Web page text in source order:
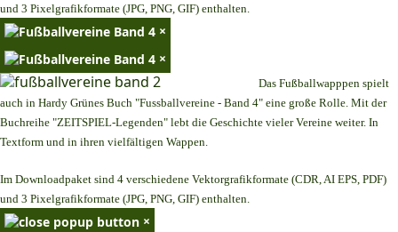
und 3 Pixelgrafikformate (JPG, PNG, GIF) enthalten.
×
×
Das Fußballwapppen spielt
auch in Hardy Grünes Buch "Fussballvereine - Band 4" eine große Rolle. Mit der
Buchreihe "ZEITSPIEL-Legenden" lebt die Geschichte vieler Vereine weiter. In
Textform und in ihren vielfältigen Wappen.
Im Downloadpaket sind 4 verschiedene Vektorgrafikformate (CDR, AI EPS, PDF)
und 3 Pixelgrafikformate (JPG, PNG, GIF) enthalten.
×